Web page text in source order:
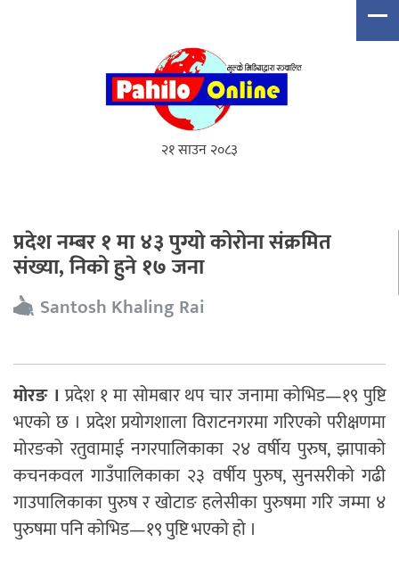
२१ साउन २०८३
प्रदेश नम्बर १ मा ४३ पुग्यो कोरोना संक्रमित
संख्या, निको हुने १७ जना
Santosh Khaling Rai
मोरङ । प्रदेश १ मा सोमबार थप चार जनामा कोभिड—१९ पुष्टि
भएको छ । प्रदेश प्रयोगशाला विराटनगरमा गरिएको परीक्षणमा
मोरङको रतुवामाई नगरपालिकाका २४ वर्षीय पुरुष, झापाको
कचनकवल गाउँपालिकाका २३ वर्षीय पुरुष, सुनसरीको गढी
गाउपालिकाका पुरुष र खोटाङ हलेसीका पुरुषमा गरि जम्मा ४
पुरुषमा पनि कोभिड—१९ पुष्टि भएको हो ।